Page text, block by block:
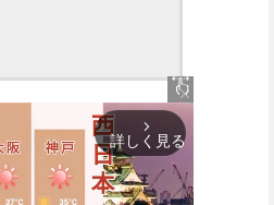
close
arrow_forward_ios
詳しく見る